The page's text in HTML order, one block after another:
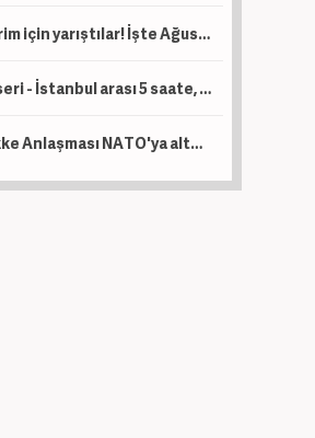
İndirim için yarıştılar! İşte Ağustos ayı kampanyalı sıfır otomobil fiyatları!
Kayseri - İstanbul arası 5 saate, Kayseri - Ankara arası da 1 saat 45 dakikaya düşecek!
Mekke Anlaşması NATO'ya alternatif bir yapı değil!